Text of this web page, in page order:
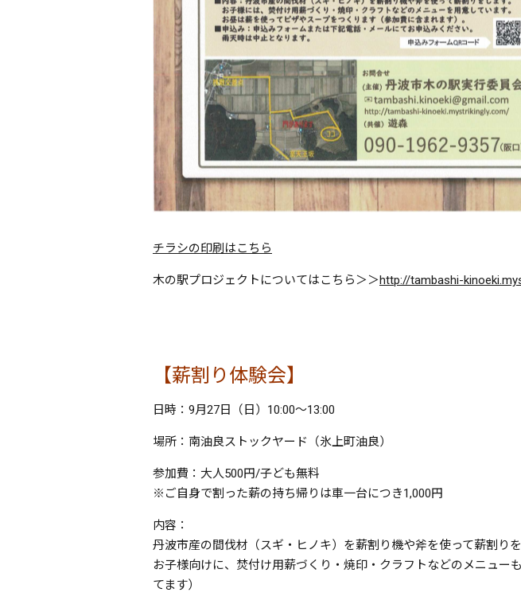
チラシの印刷はこちら
木の駅プロジェクトについてはこちら＞＞http://tambashi-
【薪割り体験会】
日時：9月27日（日）10:00～13:00
場所：南油良ストックヤード（氷上町油良）
参加費：大人500円/子ども無料
※ご自身で割った薪の持ち帰りは車一台につき1,000円
内容：
丹波市産の間伐材（スギ・ヒノキ）を薪割り機や斧を使って薪割りを
お子様向けに、焚付け用薪づくり・焼印・クラフトなどのメニュー
てます）